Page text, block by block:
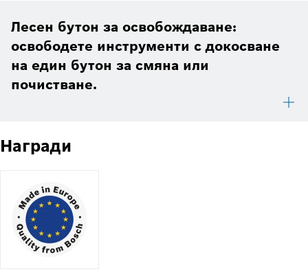
Лесен бутон за освобождаване:
освободете инструменти с докосване
на един бутон за смяна или
почистване.
Награди